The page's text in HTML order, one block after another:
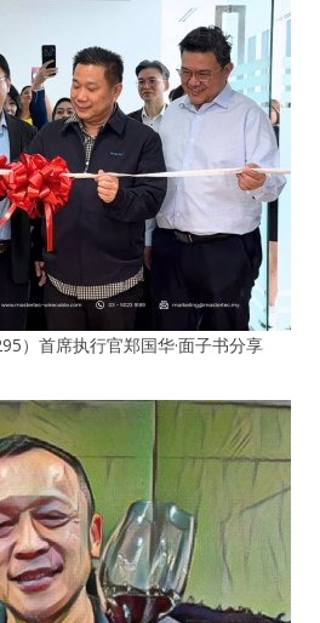
）首席执行官郑国华·面子书分享